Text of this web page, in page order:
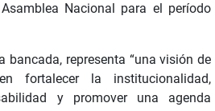
Nacional para el período
bancada, representa “una visión de
fortalecer la institucionalidad,
y promover una agenda